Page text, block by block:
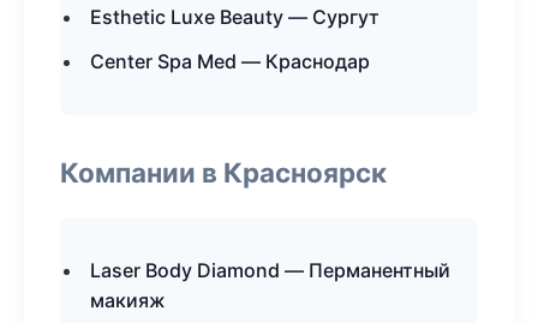
Esthetic Luxe Beauty — Сургут
Center Spa Med — Краснодар
Компании в Красноярск
Laser Body Diamond — Перманентный
макияж